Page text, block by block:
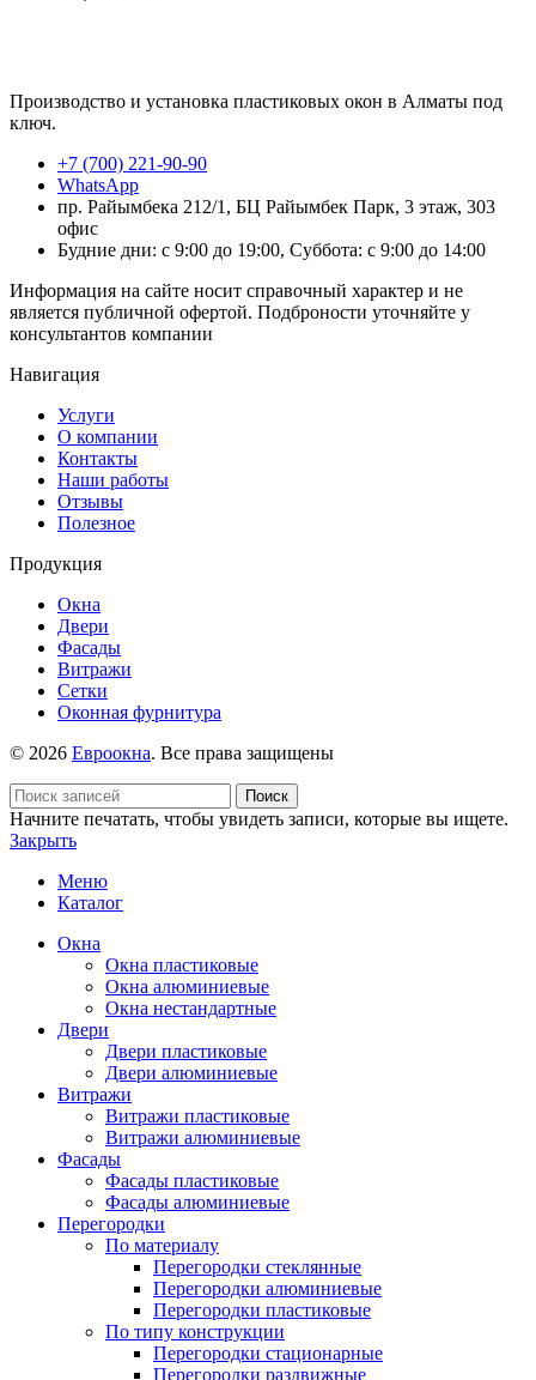
Производство и установка пластиковых окон в Алматы под
ключ.
+7 (700) 221-90-90
WhatsApp
пр. Райымбека 212/1, БЦ Райымбек Парк, 3 этаж, 303
офис
Будние дни: с 9:00 до 19:00, Суббота: с 9:00 до 14:00
Информация на сайте носит справочный характер и не
является публичной офертой. Подброности уточняйте у
консультантов компании
Навигация
Услуги
О компании
Контакты
Наши работы
Отзывы
Полезное
Продукция
Окна
Двери
Фасады
Витражи
Сетки
Оконная фурнитура
© 2026 Евроокна. Все права защищены
Поиск
Начните печатать, чтобы увидеть записи, которые вы ищете.
Закрыть
Меню
Каталог
Окна
Окна пластиковые
Окна алюминиевые
Окна нестандартные
Двери
Двери пластиковые
Двери алюминиевые
Витражи
Витражи пластиковые
Витражи алюминиевые
Фасады
Фасады пластиковые
Фасады алюминиевые
Перегородки
По материалу
Перегородки стеклянные
Перегородки алюминиевые
Перегородки пластиковые
По типу конструкции
Перегородки стационарные
Перегородки раздвижные